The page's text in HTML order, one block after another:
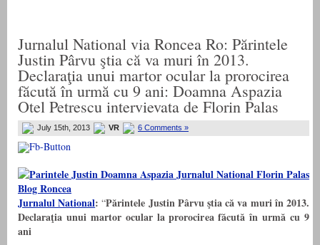
Jurnalul National via Roncea Ro: Părintele
Justin Pârvu ştia că va muri în 2013.
Declaraţia unui martor ocular la prorocirea
făcută în urmă cu 9 ani: Doamna Aspazia
Otel Petrescu intervievata de Florin Palas
July 15th, 2013 VR 6 Comments »
Jurnalul National: “Părintele Justin Pârvu ştia că va muri în 2013.
Declaraţia unui martor ocular la prorocirea făcută în urmă cu 9
ani